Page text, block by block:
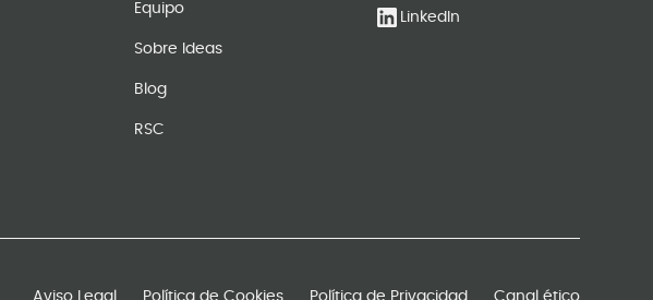
Equipo
Sobre Ideas
Blog
RSC
LinkedIn
Aviso Legal Política de Cookies Política de Privacidad Canal ético